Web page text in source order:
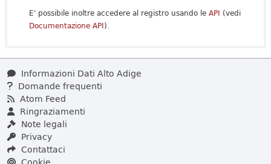
E' possibile inoltre accedere al registro usando le API (vedi
Documentazione API).
Informazioni Dati Alto Adige
Domande frequenti
Atom Feed
Ringraziamenti
Note legali
Privacy
Contattaci